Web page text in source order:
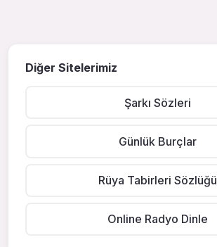
Diğer Sitelerimiz
Şarkı Sözleri
Günlük Burçlar
Rüya Tabirleri Sözlüğü
Online Radyo Dinle